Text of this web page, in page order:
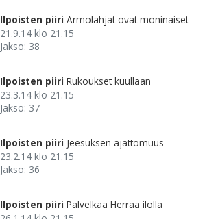
Ilpoisten piiri Armolahjat ovat moninaiset
21.9.14 klo 21.15
Jakso: 38
Ilpoisten piiri Rukoukset kuullaan
23.3.14 klo 21.15
Jakso: 37
Ilpoisten piiri Jeesuksen ajattomuus
23.2.14 klo 21.15
Jakso: 36
Ilpoisten piiri Palvelkaa Herraa ilolla